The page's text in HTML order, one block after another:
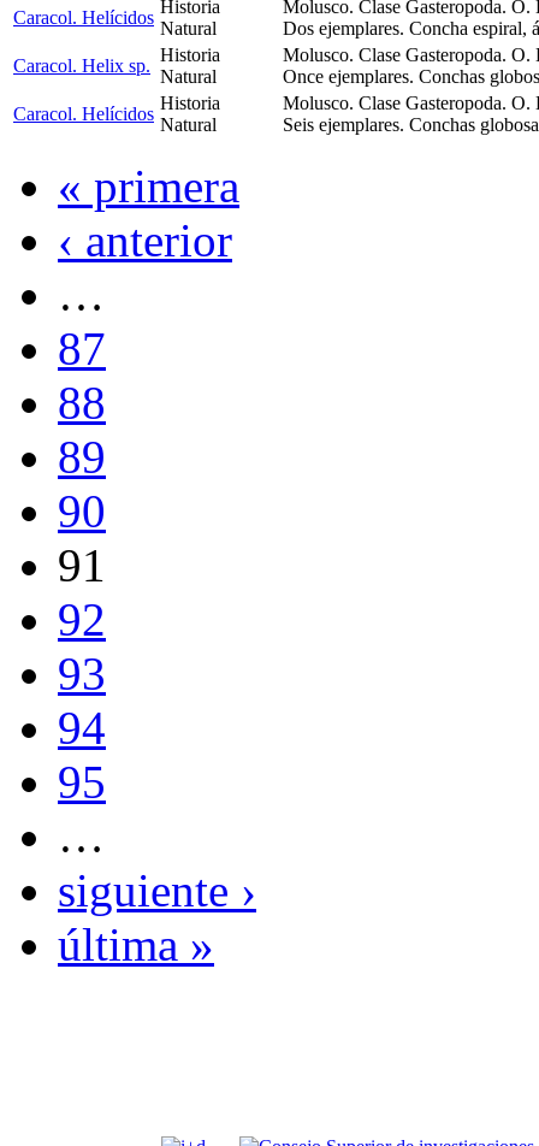
Caracol. Helícidos
Historia
Natural
Molusco. Clase Gasteropoda.
Dos ejemplares. Concha espiral,
Caracol. Helix sp.
Historia
Natural
Molusco. Clase Gasteropoda.
Once ejemplares. Conchas
Caracol. Helícidos
Historia
Natural
Molusco. Clase Gasteropoda.
Seis ejemplares. Conchas
« primera
‹ anterior
…
87
88
89
90
91
92
93
94
95
…
siguiente ›
última »